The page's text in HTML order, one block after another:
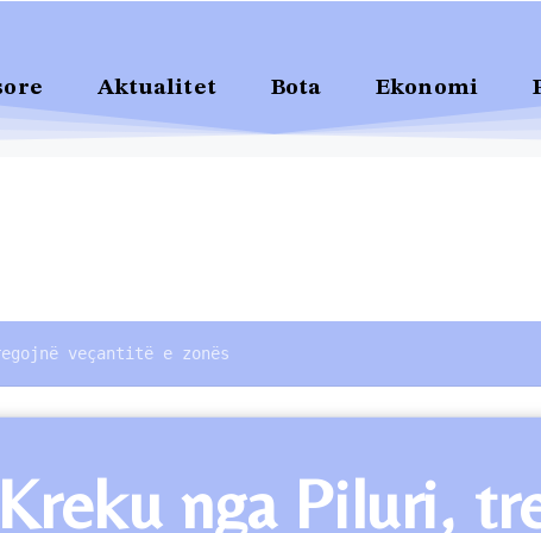
Aktualitet Bota Ekonomi
veçantitë e zonës
nga Piluri,